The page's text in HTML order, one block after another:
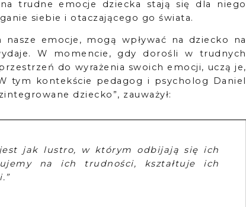
trudne emocje dziecka stają się dla niego
siebie i otaczającego go świata.
emocje, mogą wpływać na dziecko na
W momencie, gdy dorośli w trudnych
do wyrażenia swoich emocji, uczą je,
tym kontekście pedagog i psycholog Daniel
dziecko”, zauważył:
jest jak lustro, w którym odbijają się ich
na ich trudności, kształtuje ich